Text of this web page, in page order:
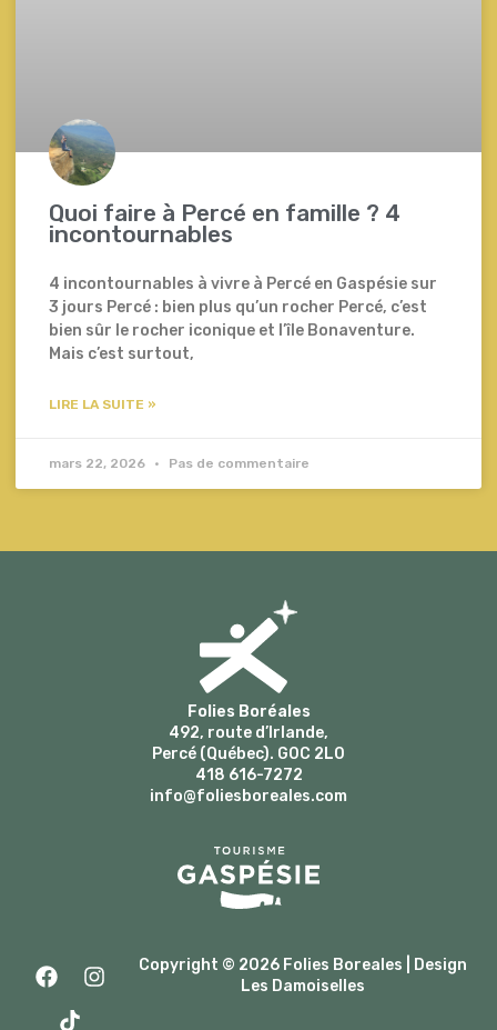
Quoi faire à Percé en famille ? 4
incontournables
4 incontournables à vivre à Percé en Gaspésie sur
3 jours Percé : bien plus qu’un rocher Percé, c’est
bien sûr le rocher iconique et l’île Bonaventure.
Mais c’est surtout,
LIRE LA SUITE »
mars 22, 2026 Pas de commentaire
Folies Boréales
492, route d’Irlande,
Percé (Québec). G0C 2L0
418 616-7272
info@foliesboreales.com
F
a
I
n
k
Copyright © 2026 Folies Boreales | Design
Les Damoiselles